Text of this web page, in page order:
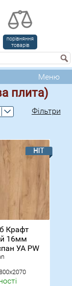
порівняння
товарів
Меню
плита)
Фільтри
Крафт
16мм
УА PW